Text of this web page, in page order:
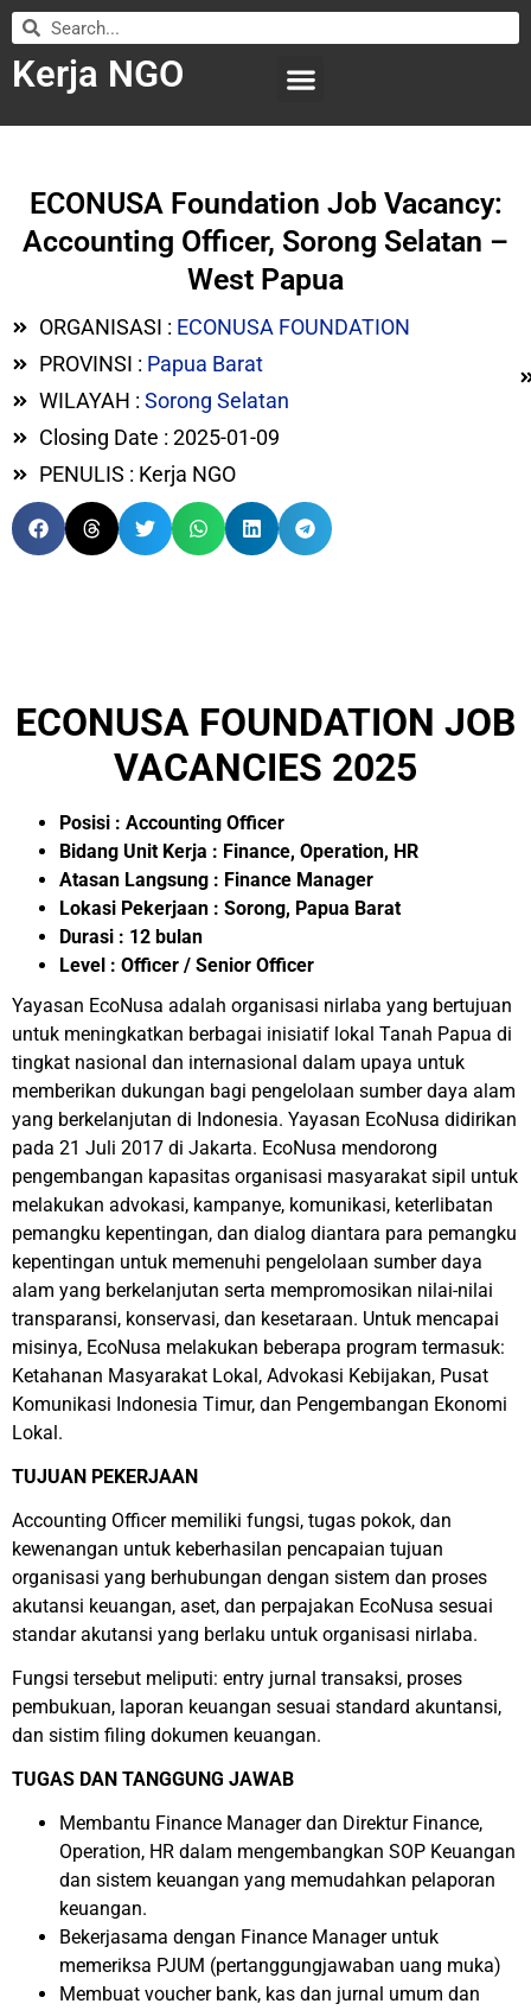
Kerja NGO
ECONUSA Foundation Job Vacancy:
Accounting Officer, Sorong Selatan –
West Papua
ORGANISASI : ECONUSA FOUNDATION
PROVINSI : Papua Barat
WILAYAH : Sorong Selatan
Closing Date : 2025-01-09
PENULIS : Kerja NGO
ECONUSA FOUNDATION JOB
VACANCIES 2025
Posisi : Accounting Officer
Bidang Unit Kerja : Finance, Operation, HR
Atasan Langsung : Finance Manager
Lokasi Pekerjaan : Sorong, Papua Barat
Durasi : 12 bulan
Level : Officer / Senior Officer
Yayasan EcoNusa adalah organisasi nirlaba yang bertujuan
untuk meningkatkan berbagai inisiatif lokal Tanah Papua di
tingkat nasional dan internasional dalam upaya untuk
memberikan dukungan bagi pengelolaan sumber daya alam
yang berkelanjutan di Indonesia. Yayasan EcoNusa didirikan
pada 21 Juli 2017 di Jakarta. EcoNusa mendorong
pengembangan kapasitas organisasi masyarakat sipil untuk
melakukan advokasi, kampanye, komunikasi, keterlibatan
pemangku kepentingan, dan dialog diantara para pemangku
kepentingan untuk memenuhi pengelolaan sumber daya
alam yang berkelanjutan serta mempromosikan nilai-nilai
transparansi, konservasi, dan kesetaraan. Untuk mencapai
misinya, EcoNusa melakukan beberapa program termasuk:
Ketahanan Masyarakat Lokal, Advokasi Kebijakan, Pusat
Komunikasi Indonesia Timur, dan Pengembangan Ekonomi
Lokal.
TUJUAN PEKERJAAN
Accounting Officer memiliki fungsi, tugas pokok, dan
kewenangan untuk keberhasilan pencapaian tujuan
organisasi yang berhubungan dengan sistem dan proses
akutansi keuangan, aset, dan perpajakan EcoNusa sesuai
standar akutansi yang berlaku untuk organisasi nirlaba.
Fungsi tersebut meliputi: entry jurnal transaksi, proses
pembukuan, laporan keuangan sesuai standard akuntansi,
dan sistim filing dokumen keuangan.
TUGAS DAN TANGGUNG JAWAB
Membantu Finance Manager dan Direktur Finance,
Operation, HR dalam mengembangkan SOP Keuangan
dan sistem keuangan yang memudahkan pelaporan
keuangan.
Bekerjasama dengan Finance Manager untuk
memeriksa PJUM (pertanggungjawaban uang muka)
Membuat voucher bank, kas dan jurnal umum dan